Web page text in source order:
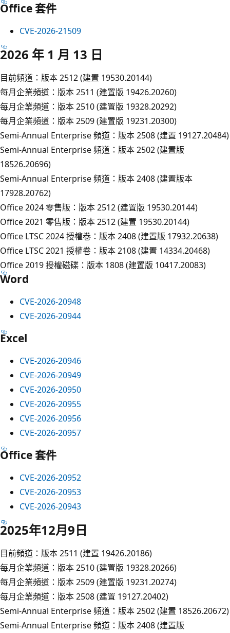
Office 套件
CVE-2026-21509
2026 年 1 月 13 日
目前頻道：版本 2512 (建置 19530.20144)
每月企業頻道：版本 2511 (建置版 19426.20260)
每月企業頻道：版本 2510 (建置版 19328.20292)
每月企業頻道：版本 2509 (建置版 19231.20300)
Semi-Annual Enterprise 頻道：版本 2508 (建置 19127.20484)
Semi-Annual Enterprise 頻道：版本 2502 (建置版
18526.20696)
Semi-Annual Enterprise 頻道：版本 2408 (建置版本
17928.20762)
Office 2024 零售版：版本 2512 (建置版 19530.20144)
Office 2021 零售版：版本 2512 (建置 19530.20144)
Office LTSC 2024 授權卷：版本 2408 (建置版 17932.20638)
Office LTSC 2021 授權卷：版本 2108 (建置 14334.20468)
Office 2019 授權磁碟：版本 1808 (建置版 10417.20083)
Word
CVE-2026-20948
CVE-2026-20944
Excel
CVE-2026-20946
CVE-2026-20949
CVE-2026-20950
CVE-2026-20955
CVE-2026-20956
CVE-2026-20957
Office 套件
CVE-2026-20952
CVE-2026-20953
CVE-2026-20943
2025年12月9日
目前頻道：版本 2511 (建置 19426.20186)
每月企業頻道：版本 2510 (建置版 19328.20266)
每月企業頻道：版本 2509 (建置版 19231.20274)
每月企業頻道：版本 2508 (建置 19127.20402)
Semi-Annual Enterprise 頻道：版本 2502 (建置 18526.20672)
Semi-Annual Enterprise 頻道：版本 2408 (建置版